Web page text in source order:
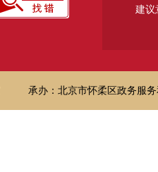
建议
承办：北京市怀柔区政务服